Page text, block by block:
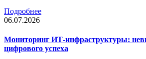
Подробнее
06.07.2026
Мониторинг ИТ-инфраструктуры:
цифрового успеха